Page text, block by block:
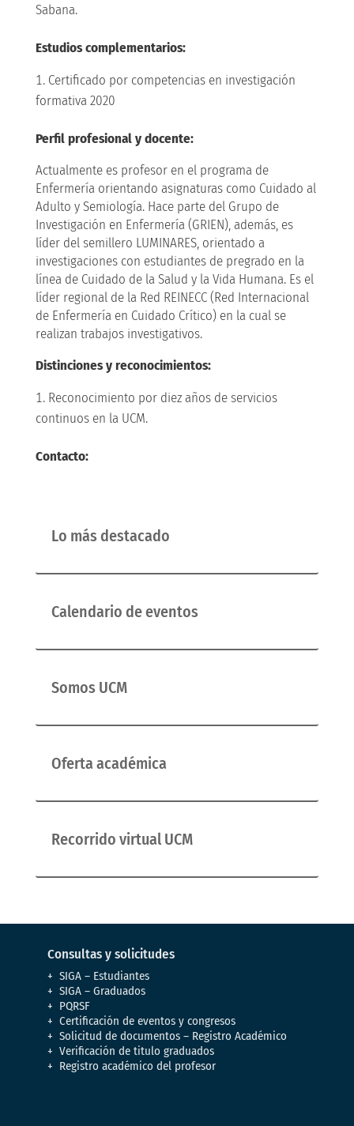
Sabana.
Estudios complementarios:
Certificado por competencias en investigación
formativa 2020
Perfil profesional y docente:
Actualmente es profesor en el programa de
Enfermería orientando asignaturas como Cuidado al
Adulto y Semiología. Hace parte del Grupo de
Investigación en Enfermería (GRIEN), además, es
líder del semillero LUMINARES, orientado a
investigaciones con estudiantes de pregrado en la
línea de Cuidado de la Salud y la Vida Humana. Es el
líder regional de la Red REINECC (Red Internacional
de Enfermería en Cuidado Crítico) en la cual se
realizan trabajos investigativos.
Distinciones y reconocimientos:
Reconocimiento por diez años de servicios
continuos en la UCM.
Contacto:
Lo más destacado
Calendario de eventos
Somos UCM
Oferta académica
Recorrido virtual UCM
Consultas y solicitudes
SIGA – Estudiantes
SIGA – Graduados
PQRSF
Certificación de eventos y congresos
Solicitud de documentos – Registro Académico
Verificación de titulo graduados
Registro académico del profesor